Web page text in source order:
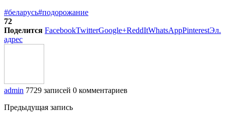
#беларусь#подорожание
72
Поделится FacebookTwitterGoogle+ReddItWhatsAppPinterestЭл.
адрес
admin 7729 записей 0 комментариев
Предыдущая запись